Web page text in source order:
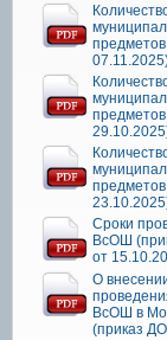
Сроки
ВсОШ
от
О
ВсОШ в
(приказ